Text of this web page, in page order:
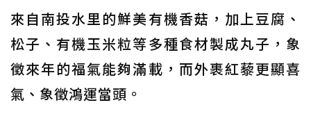
來自南投水里的鮮美有機香菇，加上豆腐、
松子、有機玉米粒等多種食材製成丸子，象
徵來年的福氣能夠滿載，而外裹紅藜更顯喜
氣、象徵鴻運當頭。